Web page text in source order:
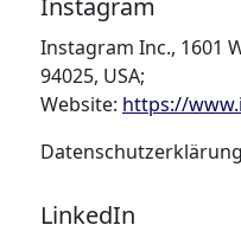
Instagram
Instagram Inc., 1601
94025, USA;
Website: https://
LinkedIn